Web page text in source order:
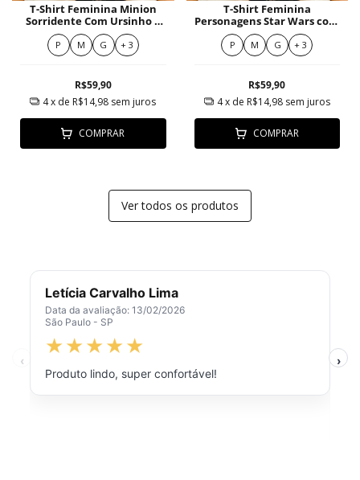
T-Shirt Feminina Minion
Sorridente Com Ursinho E
Corações Rosa
P M G + 3
R$59,90
4x de R$14,98 sem juros
COMPRAR
T-Shirt Feminina
Personagens Star Wars com
Fantasia Espacial Colorida
P M G + 3
R$59,90
4x de R$14,98 sem juros
COMPRAR
Ver todos os produtos
Letícia Carvalho Lima
Data da avaliação: 13/02/2026
São Paulo - SP
Produto lindo, super confortável!